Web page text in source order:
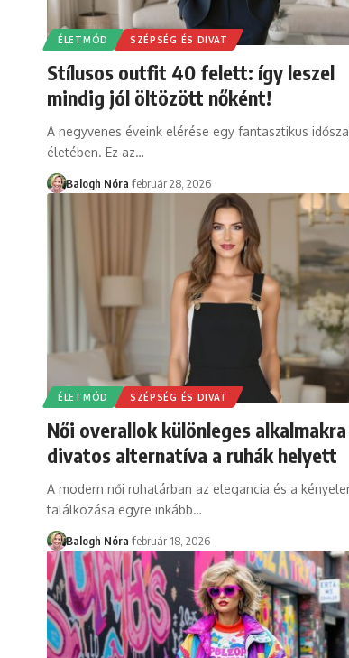
ÉLETMÓD SZÉPSÉG ÉS DIVAT
Stílusos outfit 40 felett: így leszel
mindig jól öltözött nőként!
A negyvenes éveink elérése egy fantasztikus
életében. Ez az…
Balogh Nóra február 28, 2026
ÉLETMÓD SZÉPSÉG ÉS DIVAT
Női overallok különleges alkalmakra
divatos alternatíva a ruhák helyett
A modern női ruhatárban az elegancia és a
találkozása egyre inkább…
Balogh Nóra február 18, 2026